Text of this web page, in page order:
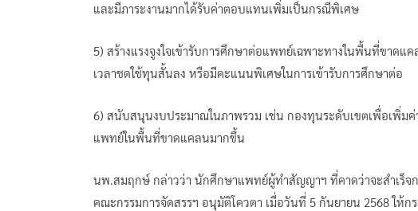
และมีภาระงานมากได้รับค่าตอบแทนเพิ่มเป็นกรณีพิเศษ
5) สร้างแรงจูงใจเข้ารับการศึกษาต่อแพทย์เฉพาะทางในพื้นที่ขาด
เวลาชดใช้ทุนสั้นลง หรือมีคะแนนพิเศษในการเข้ารับการศึกษาต่อ
6) สนับสนุนงบประมาณในภาพรวม เช่น กองทุนระดับเขตเพื่อเพิ่
แพทย์ในพื้นที่ขาดแคลนมากขึ้น
นพ.สมฤกษ์ กล่าวว่า นักศึกษาแพทย์ผู้ทำสัญญาฯ ที่คาดว่าจะสำเร็จ
คณะกรรมการจัดสรรฯ อนุมัติโควตา เมื่อวันที่ 5 กันยายน 2568 ให้